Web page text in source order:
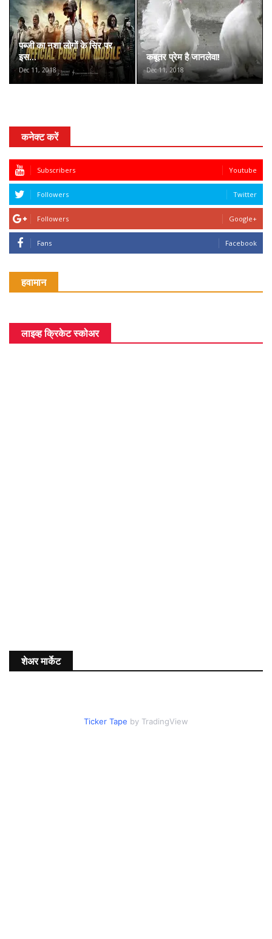
पब्जी का नशा लोगों के सिर पर
इस...
Dec 11, 2018
कबूतर प्रेम है जानलेवा!
Dec 11, 2018
कनेक्ट करें
Subscribers Youtube
Followers Twitter
Followers Google+
Fans Facebook
हवामान
लाइव्ह क्रिकेट स्कोअर
शेअर मार्केट
Ticker Tape by TradingView